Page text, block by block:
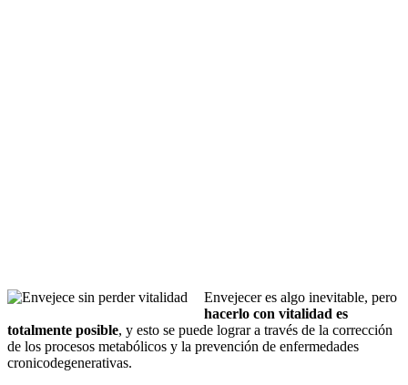
Envejecer es algo inevitable, pero
hacerlo con vitalidad es
totalmente posible, y esto se puede lograr a través de la corrección
de los procesos metabólicos y la prevención de enfermedades
cronicodegenerativas.